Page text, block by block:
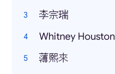
李宗瑞
Whitney Houston
薄熙來